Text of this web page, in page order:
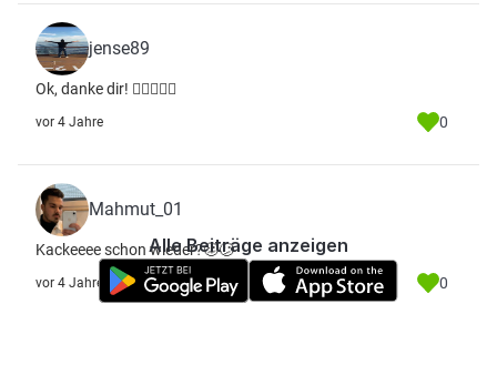
jense89
Ok, danke dir! 👍🏻🙋🏼‍♂️
vor 4 Jahre 0
Mahmut_01
Kackeeee schon wieder?🥴😕
vor 4 Jahre 0
Alle Beiträge anzeigen